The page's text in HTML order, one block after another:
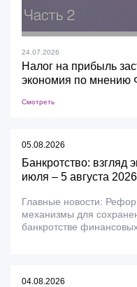
24.07.2026
Налог на прибыль
экономия по мнению
Смотреть
05.08.2026
Банкротство: взгляд
июля – 5 августа 2026
Главные новости:
механизмы для
банкротстве
04.08.2026